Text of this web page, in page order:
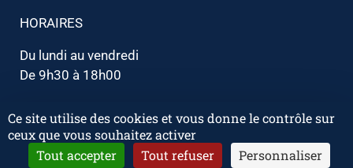
HORAIRES
Du lundi au vendredi
De 9h30 à 18h00
Copyright 2026 LTG Services | Tous droits réservés |Mentions
légales|Vos données RGPD
Ce site utilise des cookies et vous donne le contrôle sur
ceux que vous souhaitez activer
Tout accepter
Tout refuser Personnaliser